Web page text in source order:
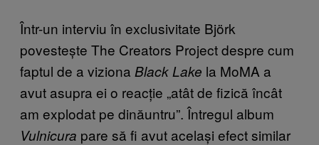
Într-un interviu în exclusivitate Björk
povestește The Creators Project despre cum
faptul de a viziona Black Lake la MoMA a
avut asupra ei o reacție „atât de fizică încât
am explodat pe dinăuntru”. Întregul album
Vulnicura pare să fi avut același efect similar